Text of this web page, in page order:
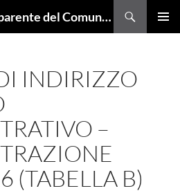
Amministrazione Trasparente del Comune di Trieste
INDIRIZZO
–
(TABELLA B)